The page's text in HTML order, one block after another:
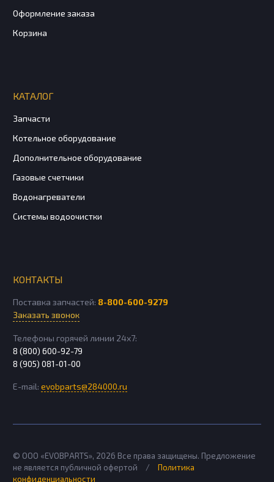
Оформление заказа
Корзина
КАТАЛОГ
Запчасти
Котельное оборудование
Дополнительное оборудование
Газовые счетчики
Водонагреватели
Системы водоочистки
КОНТАКТЫ
Поставка запчастей: 8-800-600-9279
Заказать звонок
Телефоны горячей линии 24х7:
8 (800) 600-92-79
8 (905) 081-01-00
E-mail: evobparts@284000.ru
© ООО «EVOBPARTS», 2026 Все права защищены. Предложение
не является публичной офертой
/
Политика
конфиденциальности